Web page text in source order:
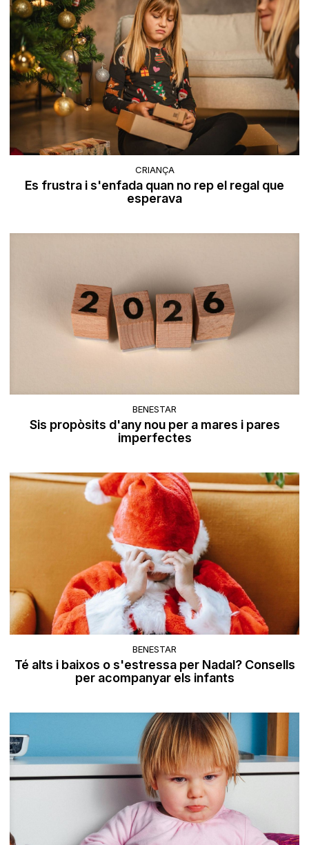
CRIANÇA
Es frustra i s'enfada quan no rep el regal que
esperava
BENESTAR
Sis propòsits d'any nou per a mares i pares
imperfectes
BENESTAR
Té alts i baixos o s'estressa per Nadal? Consells
per acompanyar els infants